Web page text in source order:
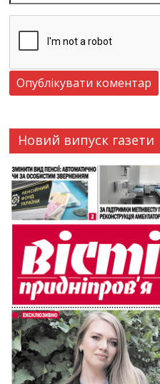
Новий випуск газети